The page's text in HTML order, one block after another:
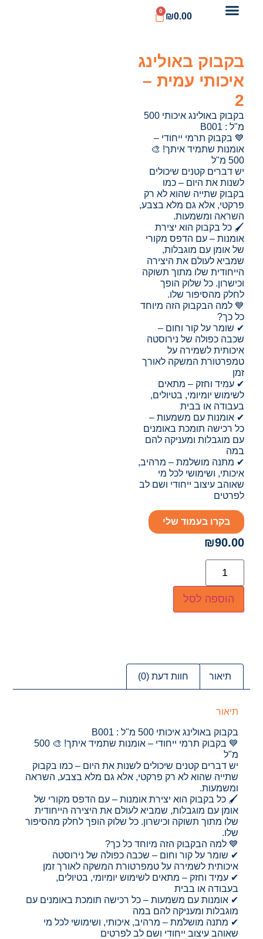
₪0.00
0
בקבוק באולינג
איכותי עמית –
2
בקבוק באולינג איכותי 500
מ"ל : B001
💙 בקבוק תרמי ייחודי –
אומנות שתמיד איתך! 🎨
500 מ"ל
יש דברים קטנים שיכולים
לשנות את היום – כמו
בקבוק שתייה שהוא לא רק
פרקטי, אלא גם מלא בצבע,
השראה ומשמעות.
🖌️ כל בקבוק הוא יצירת
אומנות – עם הדפס מקורי
של אומן עם מוגבלות,
שמביא לעולם את היצירה
הייחודית שלו מתוך תשוקה
וכישרון. כל שלוק הופך
לחלק מהסיפור שלו.
💙 למה הבקבוק הזה מיוחד
כל כך?
✔ שומר על קור וחום –
שכבה כפולה של נירוסטה
איכותית לשמירה על
טמפרטורת המשקה לאורך
זמן
✔ עמיד וחזק – מתאים
לשימוש יומיומי, בטיולים,
בעבודה או בבית
✔ אומנות עם משמעות –
כל רכישה תומכת באומנים
עם מוגבלות ומעניקה להם
במה
✔ מתנה מושלמת – מרהיב,
איכותי, ושימושי לכל מי
שאוהב עיצוב ייחודי ושם לב
לפרטים
בקרו בעמוד שלי
₪90.00
הוספה לסל
תיאור חוות דעת (0)
תיאור
בקבוק באולינג איכותי 500 מ"ל : B001
💙 בקבוק תרמי ייחודי – אומנות שתמיד איתך! 🎨 500
מ"ל
יש דברים קטנים שיכולים לשנות את היום – כמו בקבוק
שתייה שהוא לא רק פרקטי, אלא גם מלא בצבע, השראה
ומשמעות.
🖌️ כל בקבוק הוא יצירת אומנות – עם הדפס מקורי של
אומן עם מוגבלות, שמביא לעולם את היצירה הייחודית
שלו מתוך תשוקה וכישרון. כל שלוק הופך לחלק מהסיפור
שלו.
💙 למה הבקבוק הזה מיוחד כל כך?
✔ שומר על קור וחום – שכבה כפולה של נירוסטה
איכותית לשמירה על טמפרטורת המשקה לאורך זמן
✔ עמיד וחזק – מתאים לשימוש יומיומי, בטיולים,
בעבודה או בבית
✔ אומנות עם משמעות – כל רכישה תומכת באומנים עם
מוגבלות ומעניקה להם במה
✔ מתנה מושלמת – מרהיב, איכותי, ושימושי לכל מי
שאוהב עיצוב ייחודי ושם לב לפרטים